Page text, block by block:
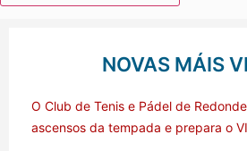
NOVAS MÁIS
O Club de Tenis e Pádel de
ascensos da tempada e prepara o